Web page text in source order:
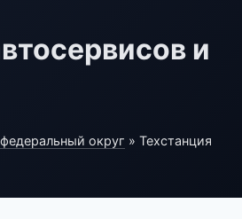
и
округ » Техстанция